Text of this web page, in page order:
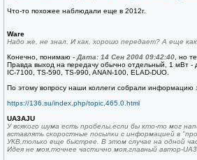
Что-то похожее наблюдали еще в 2012г.
Ware
Надо же, не знал. И как, хорошо передает? А еще
Конечно, понимаю - Дата: 14 Сен 2004 09:42:40 , но
Правда выход на передачу обычно отдельный, 1 мВт -
IC-7100, TS-590, TS-990, ANAN-100, ELAD-DUO.
По этому вопросу наши коллеги собрали информацию
https://136.su/index.php/topic,465.0.html
UA3AJU
У всякого шума есть пробелы,если бы кто-то мог
вставлять скоростные посылки с информацией в
УКВ,только еще быстрее. В этом случае на одной
Идея не моя,точнее частично моя,главный автор-